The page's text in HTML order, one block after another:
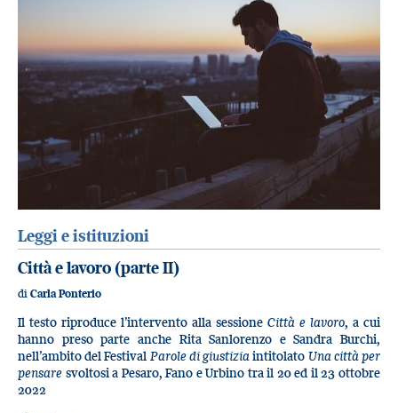
Leggi e istituzioni
Città e lavoro (parte II)
di Carla Ponterio
Il testo riproduce l’intervento alla sessione Città e lavoro, a cui
hanno preso parte anche Rita Sanlorenzo e Sandra Burchi,
nell’ambito del Festival Parole di giustiziaintitolato Una città per
pensare svoltosi a Pesaro, Fano e Urbino tra il 20 ed il 23 ottobre
2022